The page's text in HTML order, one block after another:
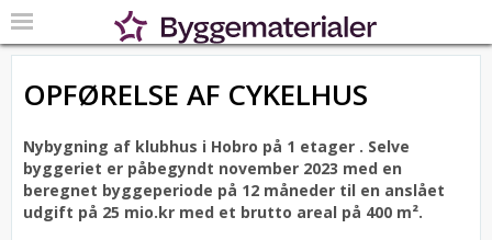
OPFØRELSE AF CYKELHUS
Nybygning af klubhus i Hobro på 1 etager . Selve
byggeriet er påbegyndt november 2023 med en
beregnet byggeperiode på 12 måneder til en anslået
udgift på 25 mio.kr med et brutto areal på 400 m².